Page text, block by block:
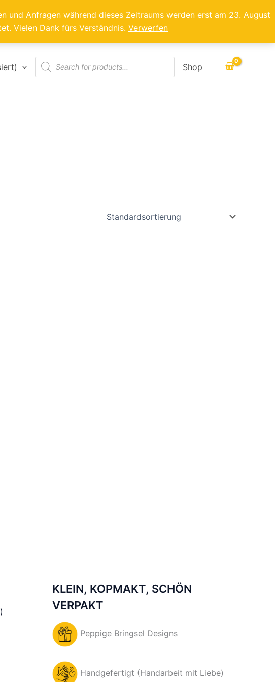
und Anfragen während dieses Zeitraums werden erst am 23. August
Vielen Dank fürs Verständnis. Verwerfen
Products
search
Shop
KLEIN, KOPMAKT, SCHÖN
VERPAKT
Peppige Bringsel Designs
Handgefertigt (Handarbeit mit Liebe)